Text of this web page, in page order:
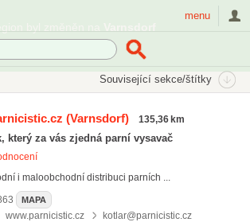
menu
Související sekce/štítky
(Varnsdorf) 135,36 km
který za vás zjedná parní vysavač
i maloobchodní distribuci parních ...
MAPA
www.parnicistic.cz kotlar@parnicistic.cz